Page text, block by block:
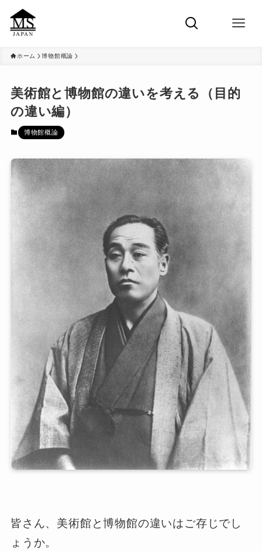
ホーム 博物館概論
美術館と博物館の違いを考える（目的
の違い編）
博物館概論
皆さん、美術館と博物館の違いはご存じでし
ょうか。